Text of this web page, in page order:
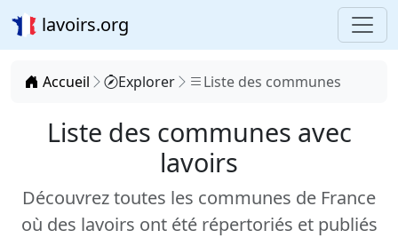
lavoirs.org
Accueil Explorer Liste des communes
Liste des communes avec
lavoirs
Découvrez toutes les communes de France
où des lavoirs ont été répertoriés et publiés